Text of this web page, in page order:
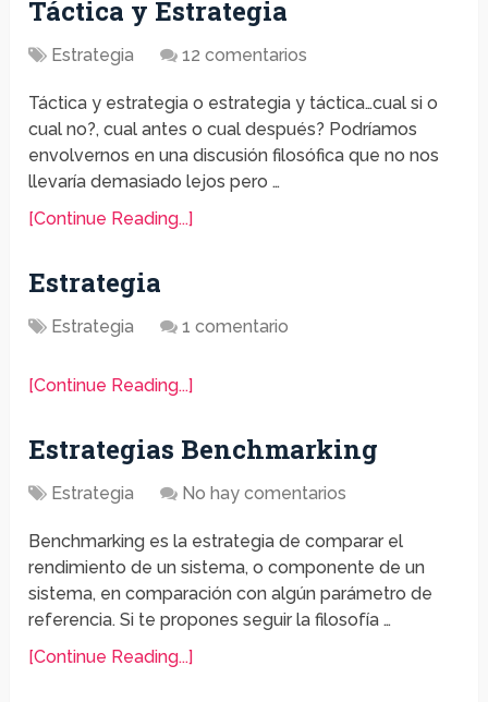
Táctica y Estrategia
Estrategia 12 comentarios
Táctica y estrategia o estrategia y táctica…cual si o
cual no?, cual antes o cual después? Podríamos
envolvernos en una discusión filosófica que no nos
llevaría demasiado lejos pero …
[Continue Reading...]
Estrategia
Estrategia 1 comentario
[Continue Reading...]
Estrategias Benchmarking
Estrategia No hay comentarios
Benchmarking es la estrategia de comparar el
rendimiento de un sistema, o componente de un
sistema, en comparación con algún parámetro de
referencia. Si te propones seguir la filosofía …
[Continue Reading...]